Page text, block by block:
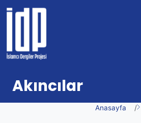
Akıncılar
Anasayfa